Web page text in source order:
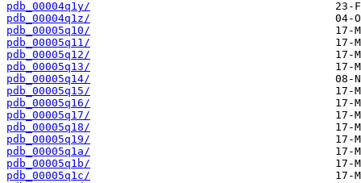
pdb_00004q1y/
pdb_00004q1z/
pdb_00005q10/
pdb_00005q11/
pdb_00005q12/
pdb_00005q13/
pdb_00005q14/
pdb_00005q15/
pdb_00005q16/
pdb_00005q17/
pdb_00005q18/
pdb_00005q19/
pdb_00005q1a/
pdb_00005q1b/
pdb_00005q1c/